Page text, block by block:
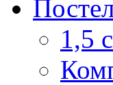
1,5